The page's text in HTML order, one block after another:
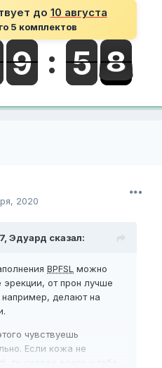
до 10 августа
5 комплектов
2020
Эдуард сказал:
BPFSL можно
от прон лучше
делают на
чувствуешь
Если кожа не